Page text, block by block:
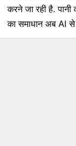
करने जा रही है. पानी
का समाधान अब AI से